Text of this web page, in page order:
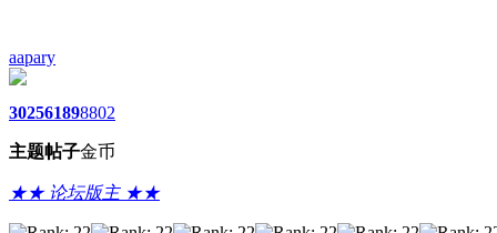
aapary
3025
主题
6189
帖子
8802
金币
★★ 论坛版主 ★★